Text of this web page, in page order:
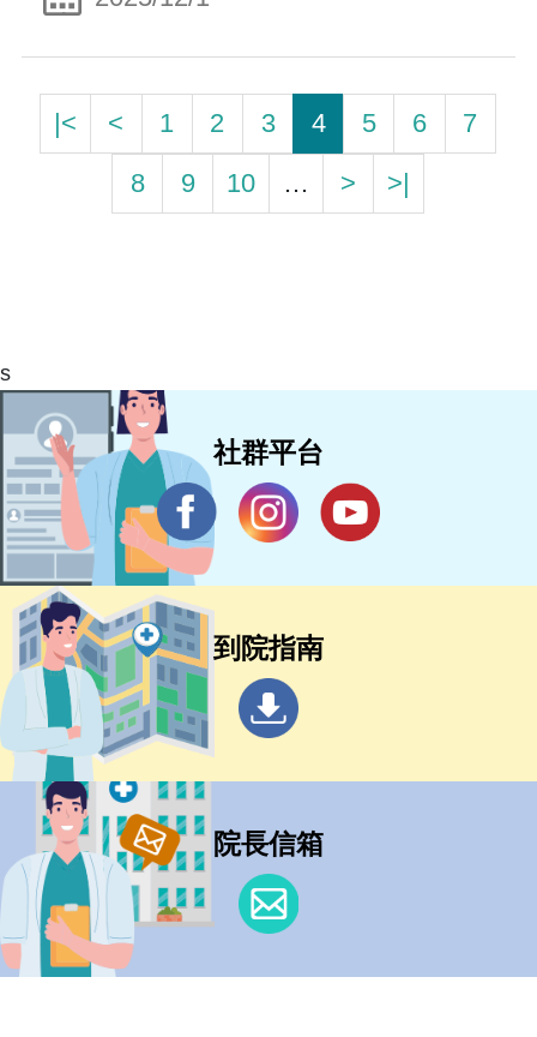
|< < 1 2 3 4 5 6
7
8
9 10 … > >|
s
社群平台
到院指南
院長信箱